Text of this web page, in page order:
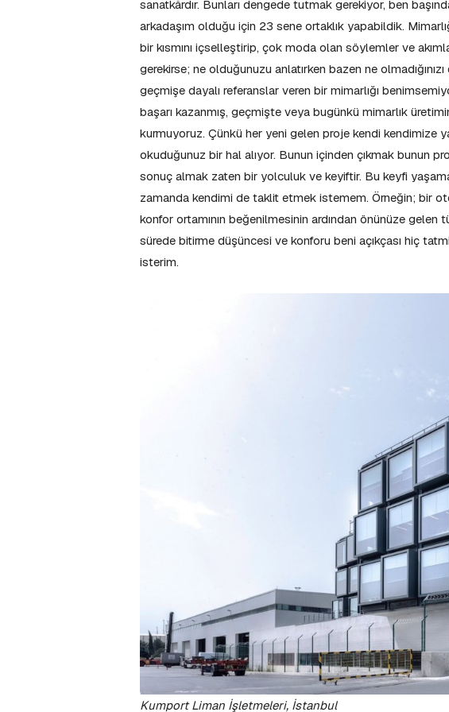
sanatkârdır. Bunları dengede tutmak gerekiyor, ben
arkadaşım olduğu için 23 sene ortaklık yapabildik.
bir kısmını içselleştirip, çok moda olan söylemler ve
gerekirse; ne olduğunuzu anlatırken bazen ne
geçmişe dayalı referanslar veren bir mimarlığı
başarı kazanmış, geçmişte veya bugünkü mimarlık
kurmuyoruz. Çünkü her yeni gelen proje kendi kendimize
okuduğunuz bir hal alıyor. Bunun içinden çıkmak bunun
sonuç almak zaten bir yolculuk ve keyiftir. Bu keyfi
zamanda kendimi de taklit etmek istemem. Örneğin; bir
konfor ortamının beğenilmesinin ardından önünüze gelen
sürede bitirme düşüncesi ve konforu beni açıkçası hiç
isterim.
Kumport Liman İşletmeleri, İstanbul